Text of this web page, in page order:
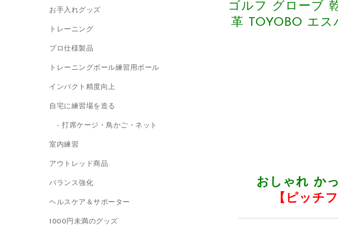
ゴルフ グローブ
革 TOYOBO エス
おしゃれ か
【ピッチ
お手入れグッズ
トレーニング
プロ仕様製品
トレーニングボール練習用ボール
インパクト精度向上
自宅に練習場を造る
打席ケージ・鳥かご・ネット
室内練習
アウトレッド商品
バランス強化
ヘルスケア＆サポーター
1000円未満のグッズ